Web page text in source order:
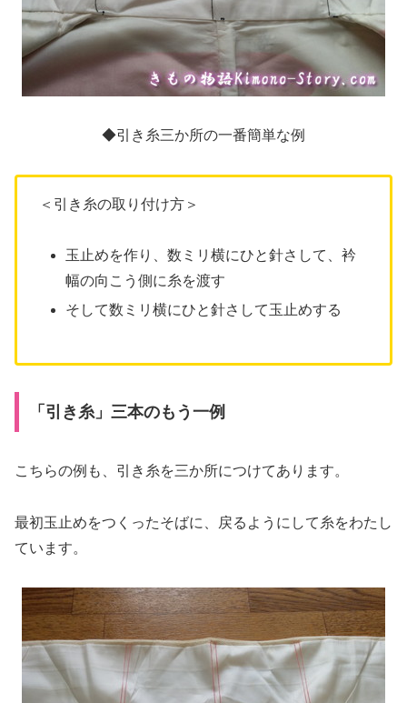
◆引き糸三か所の一番簡単な例
＜引き糸の取り付け方＞
玉止めを作り、数ミリ横にひと針さして、衿
幅の向こう側に糸を渡す
そして数ミリ横にひと針さして玉止めする
「引き糸」三本のもう一例
こちらの例も、引き糸を三か所につけてあります。
最初玉止めをつくったそばに、戻るようにして糸をわたし
ています。